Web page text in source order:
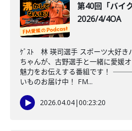
第40回「バイ
2026/4/4OA
ｹﾞｽﾄ 林 瑛司選手 スポーツ大好き
ちゃんが、古野選手と一緒に愛媛
魅力をお伝えする番組です！
いものお届け中！ FM...
2026.04.04|00:23:20